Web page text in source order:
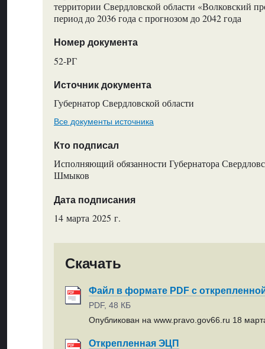
территории Свердловской области «Волковский
период до 2036 года с прогнозом до 2042 года
Номер документа
52-РГ
Источник документа
Губернатор Свердловской области
Все документы источника
Кто подписал
Исполняющий обязанности Губернатора
Шмыков
Дата подписания
14 марта 2025 г.
Скачать
Файл в формате PDF с
PDF, 48 КБ
Опубликован на www.pravo.gov66.ru 18
Открепленная ЭЦП